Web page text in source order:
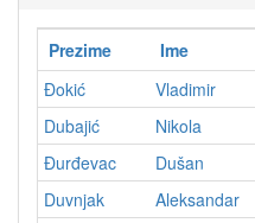
Prezime Ime
Ðokić
Vladimir
Dubajić
Nikola
Ðurđevac
Dušan
Duvnjak
Aleksandar